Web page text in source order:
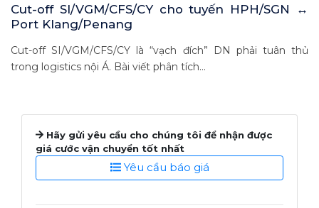
Cut-off SI/VGM/CFS/CY cho tuyến HPH/SGN ↔
Port Klang/Penang
Cut-off SI/VGM/CFS/CY là “vạch đích” DN phải tuân thủ
trong logistics nội Á. Bài viết phân tích...
Hãy gửi yêu cầu cho chúng tôi để nhận được
giá cước vận chuyển tốt nhất
Yêu cầu báo giá